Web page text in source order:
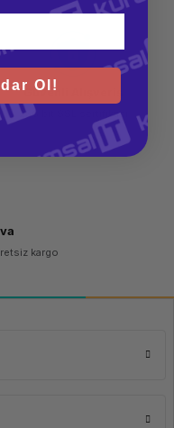
Güvenli Alışveriş
256 bit SSL sertifikası
kargo
Ol!